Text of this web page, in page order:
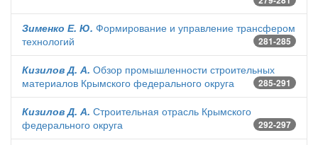
Зименко Е. Ю. Формирование и управление трансфером
технологий
281-285
Кизилов Д. А. Обзор промышленности строительных
материалов Крымского федерального округа
285-291
Кизилов Д. А. Строительная отрасль Крымского
федерального округа
292-297